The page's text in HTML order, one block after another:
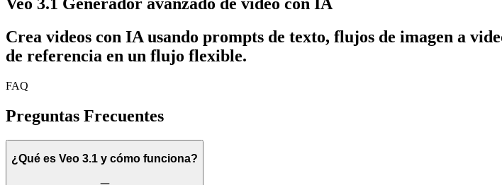
Crea videos con IA usando prompts de texto, flujos de imagen a
de referencia en un flujo flexible.
FAQ
Preguntas Frecuentes
¿Qué es Veo 3.1 y cómo funciona?